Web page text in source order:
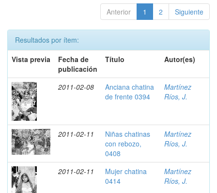
Anterior 1 2 Siguiente
Resultados por ítem:
Vista previa
Fecha de
publicación
Título Autor(es)
2011-02-08
Anciana chatina
de frente 0394
Martínez
Ríos, J.
2011-02-11
Niñas chatinas
con rebozo,
0408
Martínez
Ríos, J.
2011-02-11
Mujer chatina
0414
Martínez
Ríos, J.